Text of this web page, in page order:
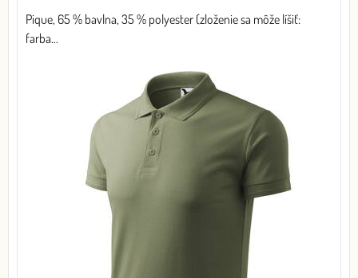
Pique, 65 % bavlna, 35 % polyester (zloženie sa môže líšiť:
farba...